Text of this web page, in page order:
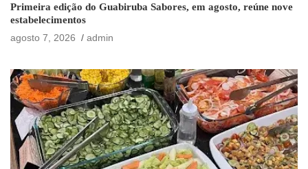
Primeira edição do Guabiruba Sabores, em agosto, reúne nove
estabelecimentos
agosto 7, 2026
admin